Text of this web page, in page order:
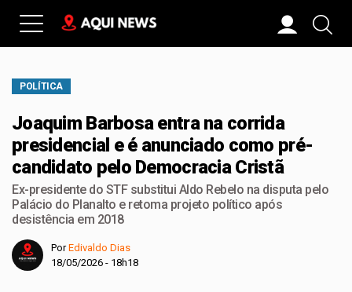
POLÍTICA
Joaquim Barbosa entra na corrida
presidencial e é anunciado como pré-
candidato pelo Democracia Cristã
Ex-presidente do STF substitui Aldo Rebelo na disputa pelo
Palácio do Planalto e retoma projeto político após
desistência em 2018
PorEdivaldo Dias
18/05/2026 - 18h18